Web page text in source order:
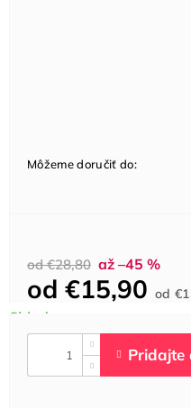
od €28,80 až –45 %
od €15,90 od
Môžeme doručiť do: